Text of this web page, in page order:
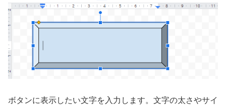
ボタンに表示したい文字を入力します。文字の太さやサイ